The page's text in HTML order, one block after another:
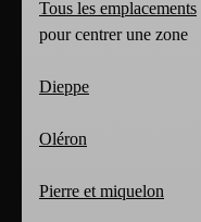
Tous les emplacements
pour centrer une zone
Dieppe
Oléron
Pierre et miquelon